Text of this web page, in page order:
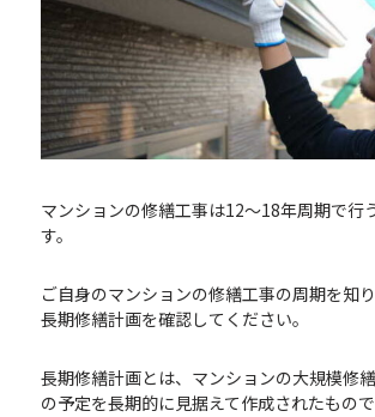
マンションの修繕工事は12～18年周期で行
す。
ご自身のマンションの修繕工事の周期を知
長期修繕計画を確認してください。
長期修繕計画とは、マンションの大規模修
の予定を長期的に見据えて作成されたもので